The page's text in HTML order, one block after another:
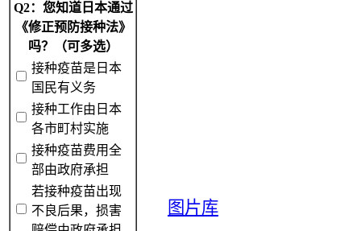
Q2：您知道日本通过
《修正预防接种法》
吗？（可多选）
接种疫苗是日本
国民有义务
接种工作由日本
各市町村实施
接种疫苗费用全
部由政府承担
若接种疫苗出现
不良后果，损害
图片库